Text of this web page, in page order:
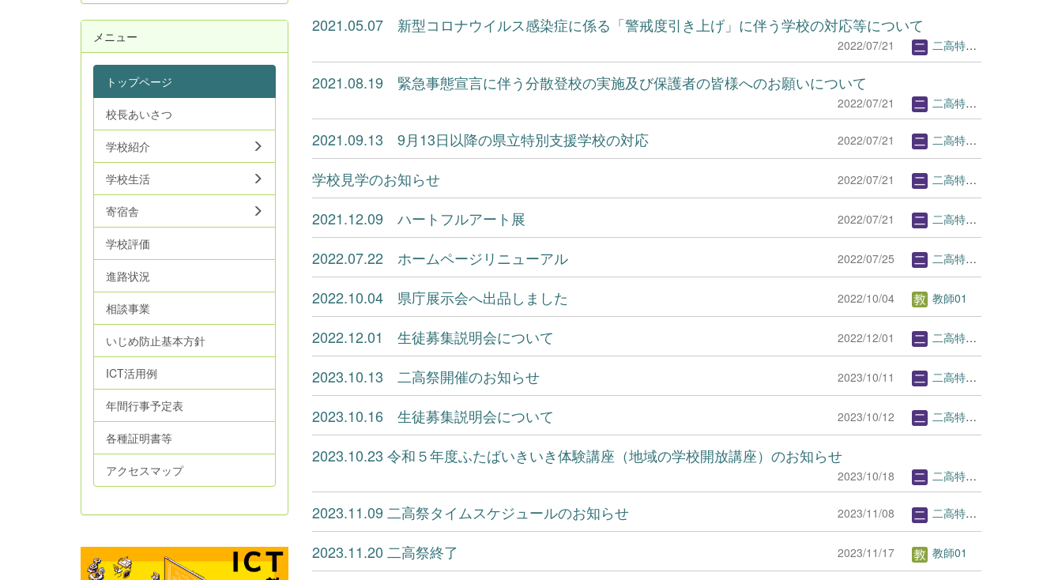
2021.05.07 新型コロナウイルス感染症に係る「警戒度引き上げ」に伴う学校の対応等について
2022/07/21 二高特Webページ管理者
2021.08.19 緊急事態宣言に伴う分散登校の実施及び保護者の皆様へのお願いについて
2022/07/21 二高特Webページ管理者
2021.09.13 9月13日以降の県立特別支援学校の対応 2022/07/21 二高特Webページ管理者
学校見学のお知らせ 2022/07/21 二高特Webページ管理者
2021.12.09 ハートフルアート展 2022/07/21 二高特Webページ管理者
2022.07.22 ホームページリニューアル 2022/07/25 二高特Webページ管理者
2022.10.04 県庁展示会へ出品しました 2022/10/04 教師01
2022.12.01 生徒募集説明会について 2022/12/01 二高特Webページ管理者
2023.10.13 二高祭開催のお知らせ 2023/10/11 二高特Webページ管理者
2023.10.16 生徒募集説明会について 2023/10/12 二高特Webページ管理者
2023.10.23 令和５年度ふたばいきいき体験講座（地域の学校開放講座）のお知らせ
2023/10/18 二高特Webページ管理者
2023.11.09 二高祭タイムスケジュールのお知らせ 2023/11/08 二高特Webページ管理者
2023.11.20 二高祭終了 2023/11/17 教師01
メニュー
トップページ
校長あいさつ
学校紹介
学校生活
寄宿舎
学校評価
進路状況
相談事業
いじめ防止基本方針
ICT活用例
年間行事予定表
各種証明書等
アクセスマップ